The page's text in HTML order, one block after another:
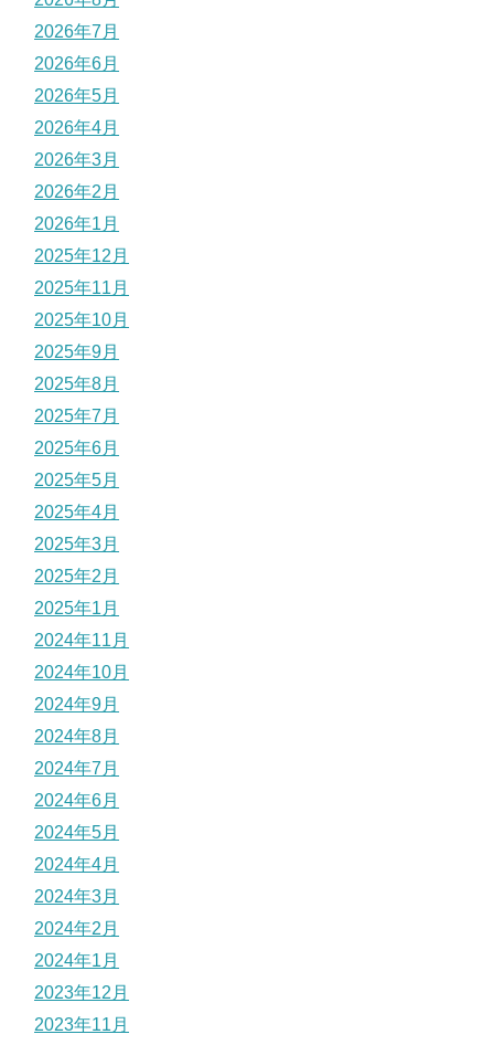
2026年7月
2026年6月
2026年5月
2026年4月
2026年3月
2026年2月
2026年1月
2025年12月
2025年11月
2025年10月
2025年9月
2025年8月
2025年7月
2025年6月
2025年5月
2025年4月
2025年3月
2025年2月
2025年1月
2024年11月
2024年10月
2024年9月
2024年8月
2024年7月
2024年6月
2024年5月
2024年4月
2024年3月
2024年2月
2024年1月
2023年12月
2023年11月